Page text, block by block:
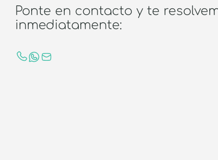
Ponte en contacto y te
inmediatamente: